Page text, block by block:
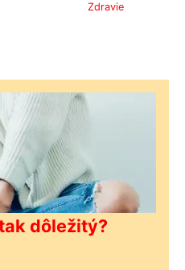
Zdravie
dôležitý?